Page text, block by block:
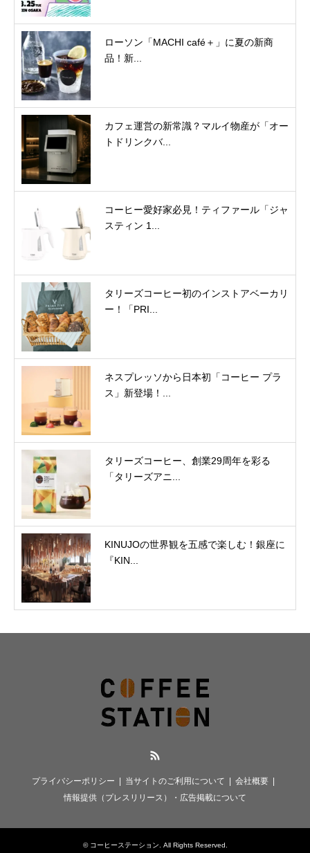
ローソン「MACHI café＋」に夏の新商
品！新...
カフェ運営の新常識？マルイ物産が「オー
トドリンクバ...
コーヒー愛好家必見！ティファール「ジャ
スティン 1...
タリーズコーヒー初のインストアベーカリ
ー！「PRI...
ネスプレッソから日本初「コーヒー プラ
ス」新登場！...
タリーズコーヒー、創業29周年を彩る
「タリーズアニ...
KINUJOの世界観を五感で楽しむ！銀座に
『KIN...
プライバシーポリシー 当サイトのご利用について
会社概要
情報提供（プレスリリース）・広告掲載について
© コーヒーステーション . All Rights Reserved.